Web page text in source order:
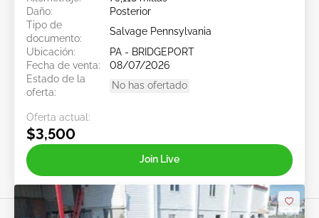
Daño:
Posterior
Tipo de
documento:
Salvage Pennsylvania
Ubicación:
PA - BRIDGEPORT
Fecha de venta:
08/07/2026
Estado de la
oferta:
No has ofertado
Oferta actual:
$3,500
Join Live